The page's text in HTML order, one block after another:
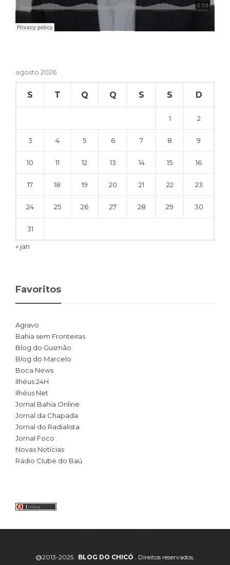
agosto 2026
S T Q Q S S D
1 2
3 4 5 6 7 8 9
10 11 12 13 14 15 16
17 18 19 20 21 22 23
24 25 26 27 28 29 30
31
« jan
Favoritos
Agravo
Bahia sem Fronteiras
Blog do Gusmão
Blog do Marcelo
Boca News
Ilhéus 24H
Ilhéus Net
Jornal Bahia Online
Jornal da Chapada
Jornal do Radialista
Jornal Foco
Novas Notícias
Rádio Clube do Baú
@2013-2025 . BLOG DO CHICÓ . Direitos reservados.